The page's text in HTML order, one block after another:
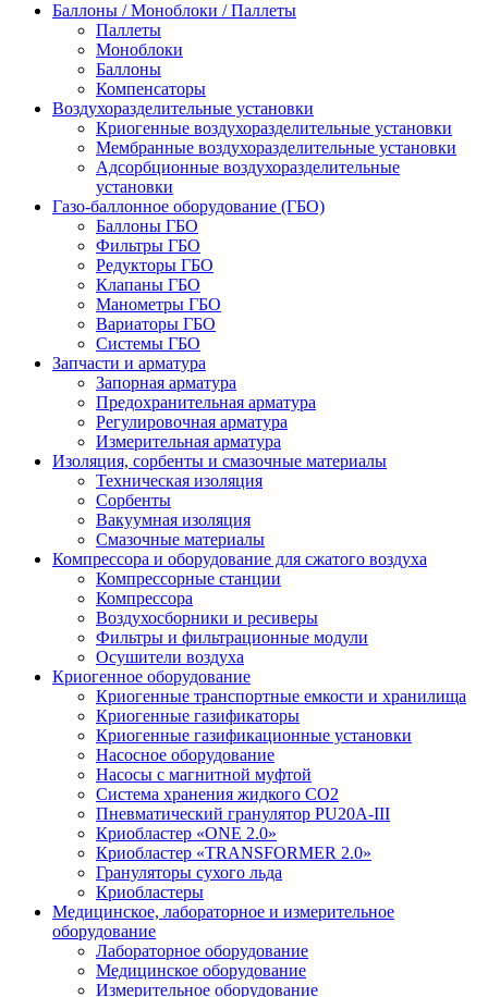
Баллоны / Моноблоки / Паллеты
Паллеты
Моноблоки
Баллоны
Компенсаторы
Воздухоразделительные установки
Криогенные воздухоразделительные установки
Мембранные воздухоразделительные установки
Адсорбционные воздухоразделительные
установки
Газо-баллонное оборудование (ГБО)
Баллоны ГБО
Фильтры ГБО
Редукторы ГБО
Клапаны ГБО
Манометры ГБО
Вариаторы ГБО
Системы ГБО
Запчасти и арматура
Запорная арматура
Предохранительная арматура
Регулировочная арматура
Измерительная арматура
Изоляция, сорбенты и смазочные материалы
Техническая изоляция
Сорбенты
Вакуумная изоляция
Смазочные материалы
Компрессора и оборудование для сжатого воздуха
Компрессорные станции
Компрессора
Воздухосборники и ресиверы
Фильтры и фильтрационные модули
Осушители воздуха
Криогенное оборудование
Криогенные транспортные емкости и хранилища
Криогенные газификаторы
Криогенные газификационные установки
Насосное оборудование
Насосы с магнитной муфтой
Система хранения жидкого CO2
Пневматический гранулятор PU20A-III
Криобластер «ONE 2.0»
Криобластер «TRANSFORMER 2.0»
Грануляторы сухого льда
Криобластеры
Медицинское, лабораторное и измерительное
оборудование
Лабораторное оборудование
Медицинское оборудование
Измерительное оборудование